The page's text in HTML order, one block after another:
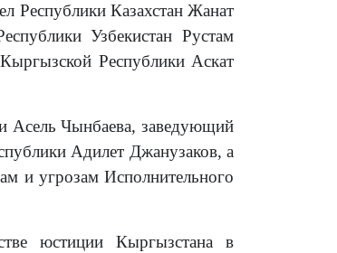
Республики Казахстан Жанат
Узбекистан Рустам
Республики Аскат
Асель Чынбаева, заведующий
Адилет Джанузаков, а
и угрозам Исполнительного
юстиции Кыргызстана в